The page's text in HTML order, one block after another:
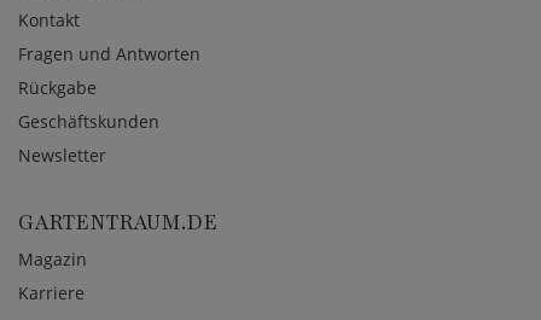
Kontakt
Fragen und Antworten
Rückgabe
Geschäftskunden
Newsletter
GARTENTRAUM.DE
Magazin
Karriere